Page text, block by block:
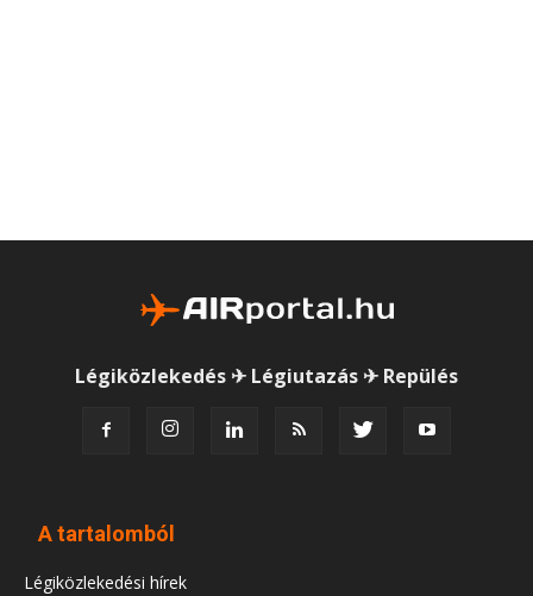
Légiközlekedés ✈ Légiutazás ✈ Repülés
A tartalomból
Légiközlekedési hírek